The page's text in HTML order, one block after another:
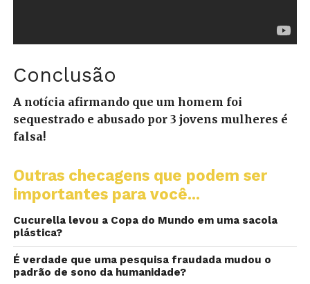
Conclusão
A notícia afirmando que um homem foi
sequestrado e abusado por 3 jovens mulheres é
falsa!
Outras checagens que podem ser
importantes para você...
Cucurella levou a Copa do Mundo em uma sacola
plástica?
É verdade que uma pesquisa fraudada mudou o
padrão de sono da humanidade?